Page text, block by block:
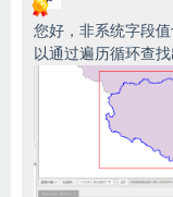
您好，非系统字段
以通过遍历循环查找